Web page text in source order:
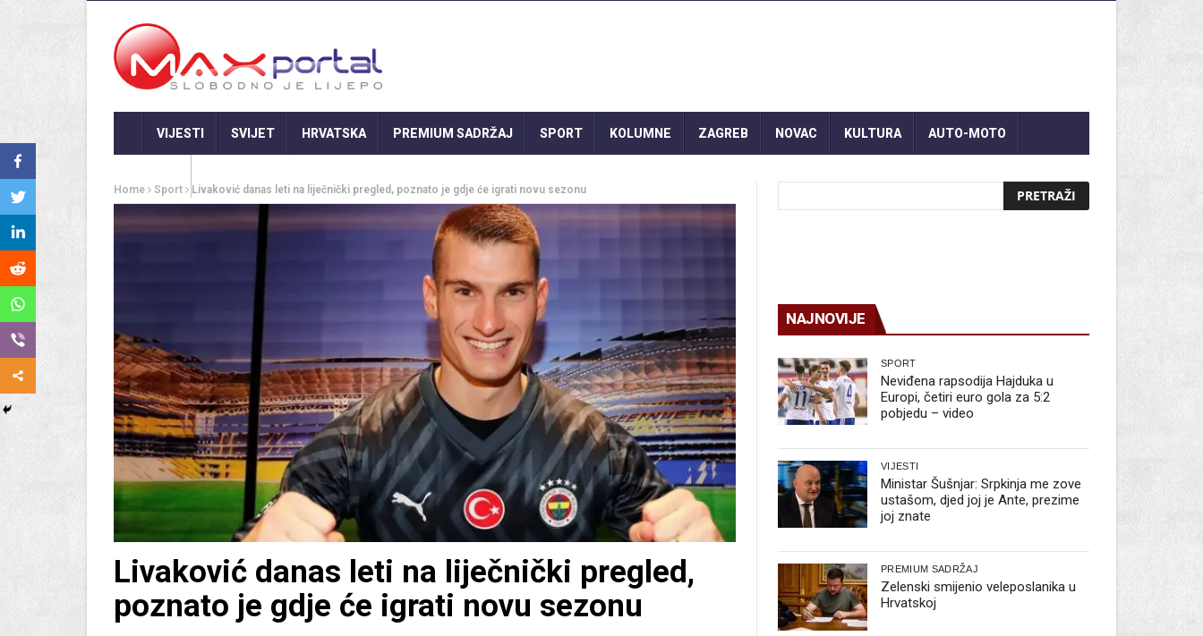
VIJESTI SVIJET HRVATSKA PREMIUM SADRŽAJ SPORT KOLUMNE ZAGREB NOVAC KULTURA AUTO-MOTO
Home Sport Livaković danas leti na liječnički pregled, poznato je gdje će igrati novu sezonu
Livaković danas leti na liječnički pregled,
poznato je gdje će igrati novu sezonu
NAJNOVIJE
SPORT
Neviđena rapsodija Hajduka u
Europi, četiri euro gola za 5:2
pobjedu – video
VIJESTI
Ministar Šušnjar: Srpkinja me zove
ustašom, djed joj je Ante, prezime
joj znate
PREMIUM SADRŽAJ
Zelenski smijenio veleposlanika u
Hrvatskoj